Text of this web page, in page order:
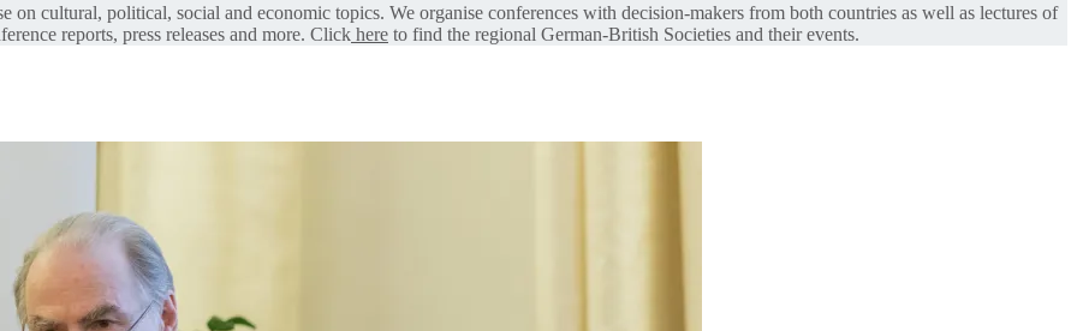
cultural, political, social and economic topics. We organise conferences with decision-makers from both countries as well as lectures of
reports, press releases and more. Click here to find the regional German-British Societies and their events.